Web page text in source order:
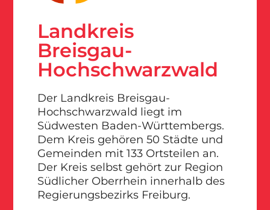
Landkreis
Breisgau-
Hochschwarzwald
Der Landkreis Breisgau-
Hochschwarzwald liegt im
Südwesten Baden-Württembergs.
Dem Kreis gehören 50 Städte und
Gemeinden mit 133 Ortsteilen an.
Der Kreis selbst gehört zur Region
Südlicher Oberrhein innerhalb des
Regierungsbezirks Freiburg.